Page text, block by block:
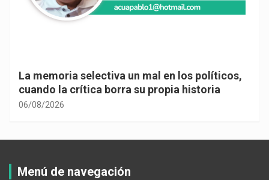
La memoria selectiva un mal en los políticos,
cuando la crítica borra su propia historia
06/08/2026
Menú de navegación